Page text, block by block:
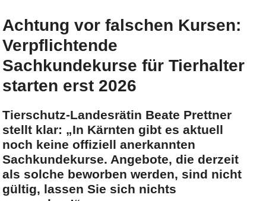
Achtung vor falschen Kursen:
Verpflichtende
Sachkundekurse für Tierhalter
starten erst 2026
Tierschutz-Landesrätin Beate Prettner
stellt klar: „In Kärnten gibt es aktuell
noch keine offiziell anerkannten
Sachkundekurse. Angebote, die derzeit
als solche beworben werden, sind nicht
gültig, lassen Sie sich nichts